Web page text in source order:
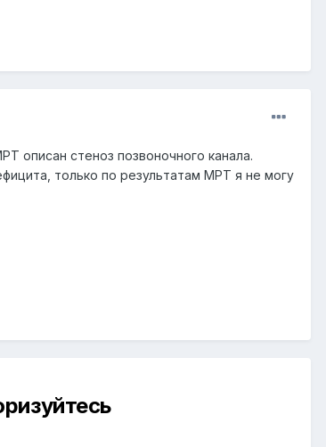
описан стеноз позвоночного канала.
только по результатам МРТ я не могу